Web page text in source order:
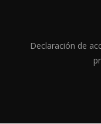
Declaración de